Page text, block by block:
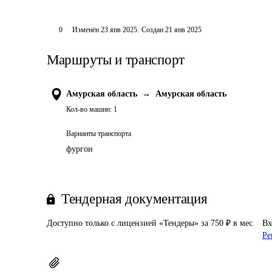
0 Изменён 23 янв 2025. Создан 21 янв 2025
Маршруты и транспорт
Амурская область → Амурская область
Кол-во машин: 1
Варианты транспорта
фургон
Тендерная документация
Доступно только с лицензией «Тендеры» за 750 ₽ в мес